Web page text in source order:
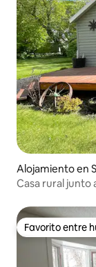
Alojamiento en
Casa rural junto
Favorito entre
Favorito entre